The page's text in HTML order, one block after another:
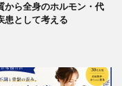
から全身のホルモン・代
患として考える